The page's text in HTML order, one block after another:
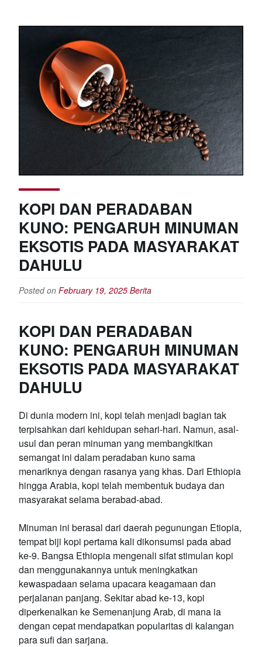
KOPI DAN PERADABAN
KUNO: PENGARUH MINUMAN
EKSOTIS PADA MASYARAKAT
DAHULU
Posted on February 19, 2025 Berita
KOPI DAN PERADABAN
KUNO: PENGARUH MINUMAN
EKSOTIS PADA MASYARAKAT
DAHULU
Di dunia modern ini, kopi telah menjadi bagian tak
terpisahkan dari kehidupan sehari-hari. Namun, asal-
usul dan peran minuman yang membangkitkan
semangat ini dalam peradaban kuno sama
menariknya dengan rasanya yang khas. Dari Ethiopia
hingga Arabia, kopi telah membentuk budaya dan
masyarakat selama berabad-abad.
Minuman ini berasal dari daerah pegunungan Etiopia,
tempat biji kopi pertama kali dikonsumsi pada abad
ke-9. Bangsa Ethiopia mengenali sifat stimulan kopi
dan menggunakannya untuk meningkatkan
kewaspadaan selama upacara keagamaan dan
perjalanan panjang. Sekitar abad ke-13, kopi
diperkenalkan ke Semenanjung Arab, di mana ia
dengan cepat mendapatkan popularitas di kalangan
para sufi dan sarjana.